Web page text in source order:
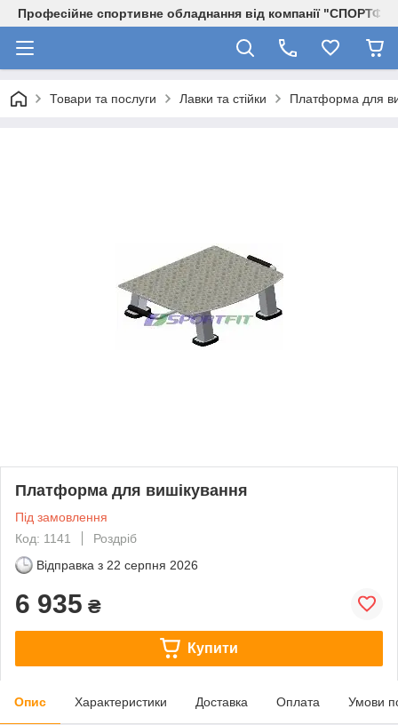
Професійне спортивне обладнання від компанії
Товари та послуги Лавки та стійки Платформа для
Платформа для вишікування
Під замовлення
Код: 1141
Роздріб
Відправка з 22 серпня 2026
6 935 ₴
Купити
Опис Характеристики Доставка Оплата Умови